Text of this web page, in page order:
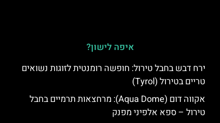
איפה לישון?
ירח דבש בחבל טירול: חופשה רומנטית לזוגות נשואים
טריים בטירול (Tyrol)
אקווה דום (Aqua Dome): מרחצאות תרמיים בחבל
טירול – ספא אלפיני מפנק